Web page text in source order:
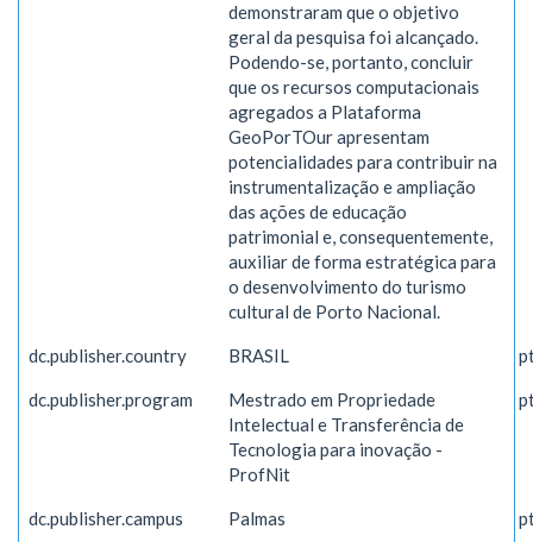
demonstraram que o objetivo
geral da pesquisa foi alcançado.
Podendo-se, portanto, concluir
que os recursos computacionais
agregados a Plataforma
GeoPorTOur apresentam
potencialidades para contribuir na
instrumentalização e ampliação
das ações de educação
patrimonial e, consequentemente,
auxiliar de forma estratégica para
o desenvolvimento do turismo
cultural de Porto Nacional.
dc.publisher.country BRASIL
dc.publisher.program
Mestrado em Propriedade
Intelectual e Transferência de
Tecnologia para inovação -
ProfNit
dc.publisher.campus Palmas